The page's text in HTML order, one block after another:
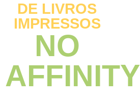
DE LIVROS
IMPRESSOS
NO
AFFINITY